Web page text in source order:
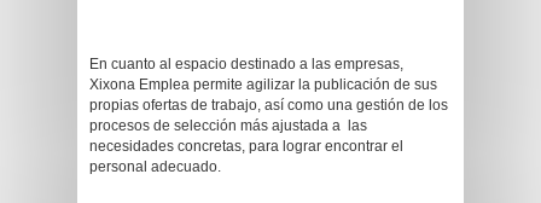
En cuanto al espacio destinado a las empresas,
Xixona Emplea permite agilizar la publicación de sus
propias ofertas de trabajo, así como una gestión de los
procesos de selección más ajustada a las
necesidades concretas, para lograr encontrar el
personal adecuado.